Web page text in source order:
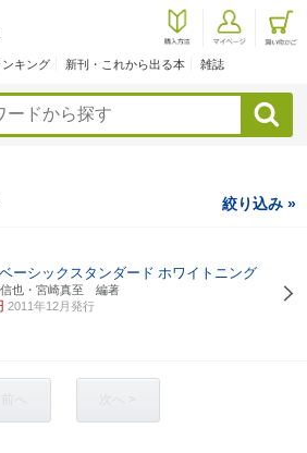
ンキング 新刊・これから出る本 雑誌
検索
絞り込み »
ーシックスタンダード ホワイトニング
也・宮崎真至 編著
2011年12月発行